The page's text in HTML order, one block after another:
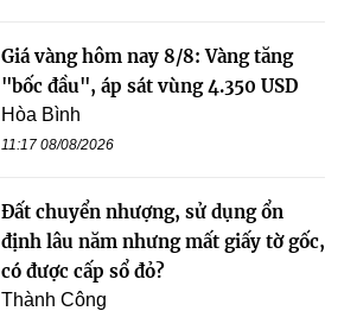
Giá vàng hôm nay 8/8: Vàng tăng
"bốc đầu", áp sát vùng 4.350 USD
Hòa Bình
11:17 08/08/2026
Đất chuyển nhượng, sử dụng ổn
định lâu năm nhưng mất giấy tờ gốc,
có được cấp sổ đỏ?
Thành Công